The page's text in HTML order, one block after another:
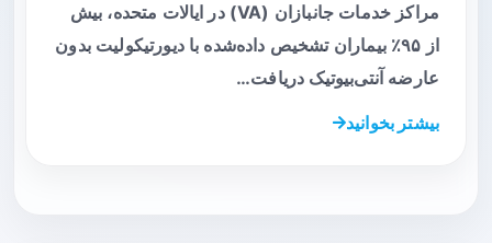
مراکز خدمات جانبازان (VA) در ایالات متحده، بیش
از ۹۵٪ بیماران تشخیص داده‌شده با دیورتیکولیت بدون
عارضه آنتی‌بیوتیک دریافت…
بیشتر بخوانید